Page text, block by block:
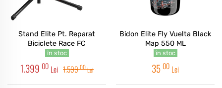
Stand Elite Pt. Reparat
Biciclete Race FC
în stoc
1.399 00 Lei 1.59900Lei
Bidon Elite Fly Vuelta Black
Map 550 ML
în stoc
35 00 Lei